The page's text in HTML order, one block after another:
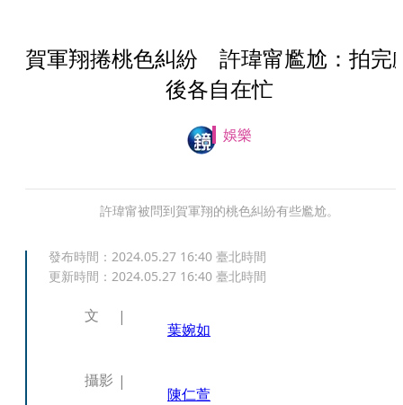
賀軍翔捲桃色糾紛 許瑋甯尷尬：拍完
後各自在忙
娛樂
許瑋甯被問到賀軍翔的桃色糾紛有些尷尬。
發布時間： 2024.05.27 16:40 臺北時間
更新時間： 2024.05.27 16:40 臺北時間
文
葉婉如
攝影
陳仁萱